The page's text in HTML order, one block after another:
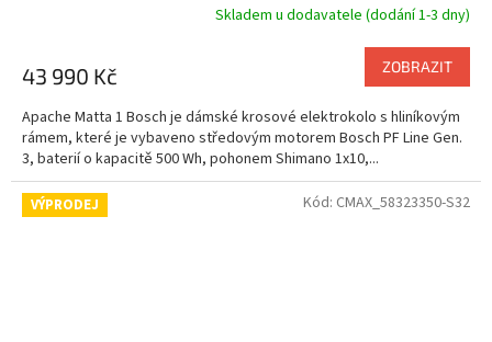
M
A
Skladem u dodavatele (dodání 1-3 dny)
43 990 Kč ZOBRAZIT
Apache Matta 1 Bosch je dámské krosové elektrokolo s hliníkovým
rámem, které je vybaveno středovým motorem Bosch PF Line Gen.
3, baterií o kapacitě 500 Wh, pohonem Shimano 1x10,...
VÝPRODEJ Kód: CMAX_58323350-S32